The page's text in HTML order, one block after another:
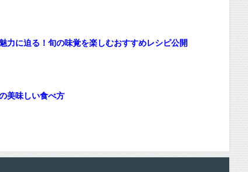
力に迫る！旬の味覚を楽しむおすすめレシピ公開
美味しい食べ方